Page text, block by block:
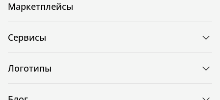
Маркетплейсы
Сервисы
Логотипы